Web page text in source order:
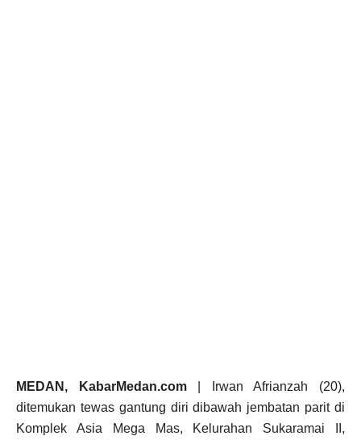
MEDAN, KabarMedan.com| Irwan Afrianzah (20),
ditemukan tewas gantung diri dibawah jembatan parit di
Komplek Asia Mega Mas, Kelurahan Sukaramai II,